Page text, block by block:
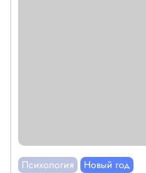
Психология Новый год